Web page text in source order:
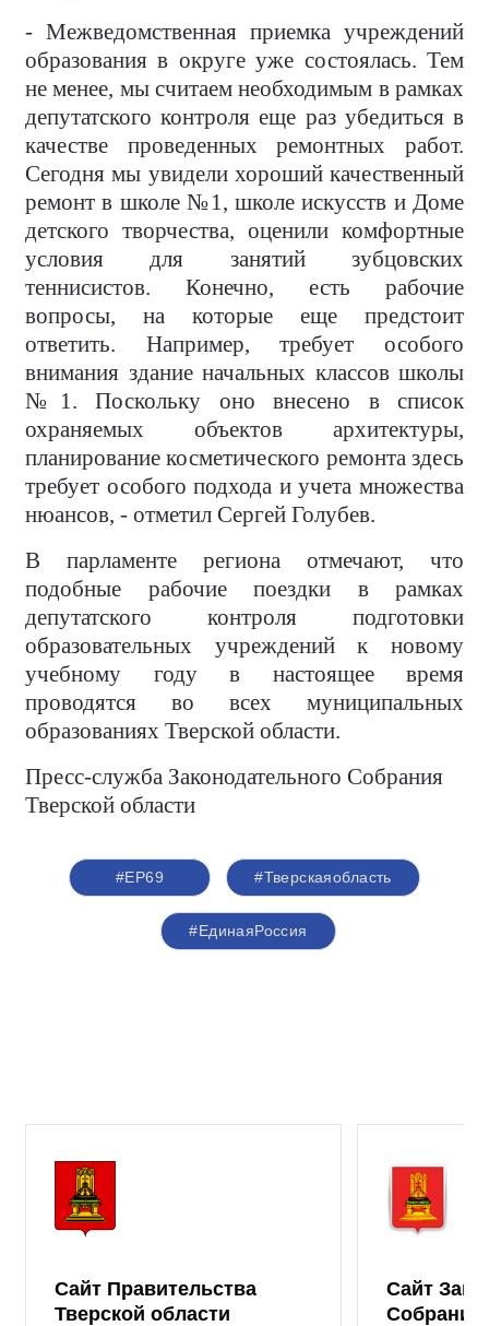
- Межведомственная приемка учреждений
образования в округе уже состоялась. Тем
не менее, мы считаем необходимым в рамках
депутатского контроля еще раз убедиться в
качестве проведенных ремонтных работ.
Сегодня мы увидели хороший качественный
ремонт в школе №1, школе искусств и Доме
детского творчества, оценили комфортные
условия для занятий зубцовских
теннисистов. Конечно, есть рабочие
вопросы, на которые еще предстоит
ответить. Например, требует особого
внимания здание начальных классов школы
№1. Поскольку оно внесено в список
охраняемых объектов архитектуры,
планирование косметического ремонта здесь
требует особого подхода и учета множества
нюансов, - отметил Сергей Голубев.
В парламенте региона отмечают, что
подобные рабочие поездки в рамках
депутатского контроля подготовки
образовательных учреждений к новому
учебному году в настоящее время
проводятся во всех муниципальных
образованиях Тверской области.
Пресс-служба Законодательного Собрания
Тверской области
#ЕР69 #Тверскаяобласть
#ЕдинаяРоссия
Сайт Правительства
Тверской области
Сайт
Собрания